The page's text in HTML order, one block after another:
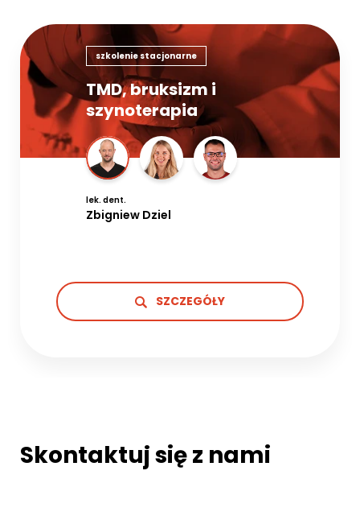
szkolenie stacjonarne
TMD, bruksizm i
szynoterapia
lek. dent.
Zbigniew Dziel
SZCZEGÓŁY
Skontaktuj się z nami